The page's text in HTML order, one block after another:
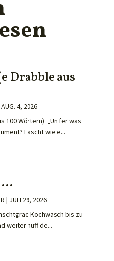
Drabble aus
AUG. 4, 2026
100 Wörtern) „Un fer was
Fascht wie e...
…
| JULI 29, 2026
Kochwäsch bis zu
weiter nuff de...